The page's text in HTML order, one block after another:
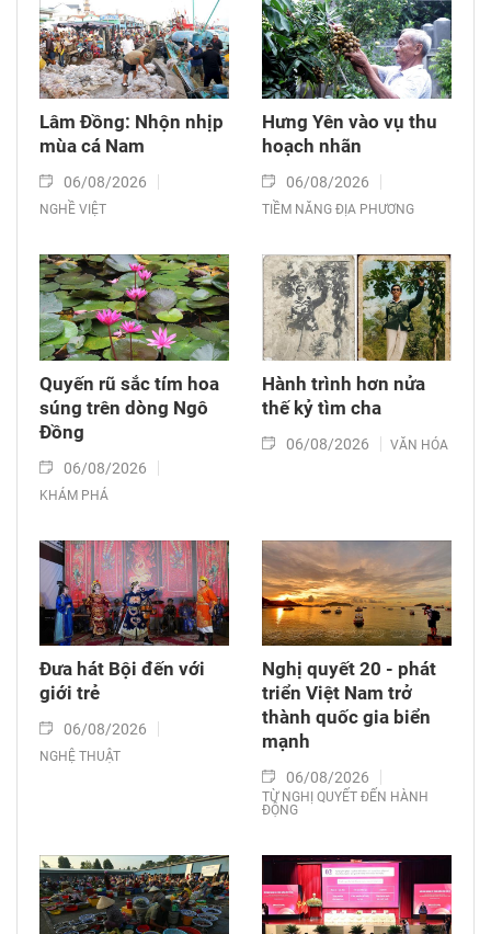
Lâm Đồng: Nhộn nhịp
mùa cá Nam
06/08/2026
NGHỀ VIỆT
Hưng Yên vào vụ thu
hoạch nhãn
06/08/2026
TIỀM NĂNG ĐỊA PHƯƠNG
Quyến rũ sắc tím hoa
súng trên dòng Ngô
Đồng
06/08/2026
KHÁM PHÁ
Hành trình hơn nửa
thế kỷ tìm cha
06/08/2026 VĂN HÓA
Đưa hát Bội đến với
giới trẻ
06/08/2026
NGHỆ THUẬT
Nghị quyết 20 - phát
triển Việt Nam trở
thành quốc gia biển
mạnh
06/08/2026
TỪ NGHỊ QUYẾT ĐẾN HÀNH
ĐỘNG